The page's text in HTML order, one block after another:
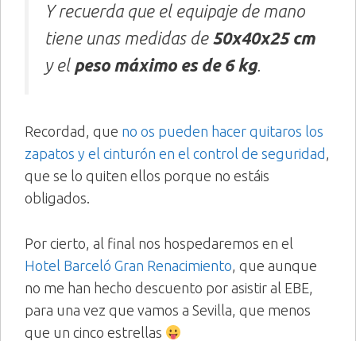
Y recuerda que el equipaje de mano
tiene unas medidas de 50x40x25 cm
y el peso máximo es de 6 kg.
Recordad, que no os pueden hacer quitaros los
zapatos y el cinturón en el control de seguridad ,
que se lo quiten ellos porque no estáis
obligados.
Por cierto, al final nos hospedaremos en el
Hotel Barceló Gran Renacimiento , que aunque
no me han hecho descuento por asistir al EBE,
para una vez que vamos a Sevilla, que menos
que un cinco estrellas